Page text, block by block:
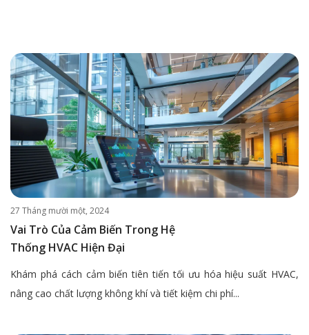
27 Tháng mười một, 2024
Vai Trò Của Cảm Biến Trong Hệ
Thống HVAC Hiện Đại
Khám phá cách cảm biến tiên tiến tối ưu hóa hiệu suất HVAC,
nâng cao chất lượng không khí và tiết kiệm chi phí...